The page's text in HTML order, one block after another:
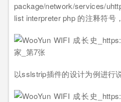
package/network/services/
list interpreter php 的注释符号
以sslstrip插件的设计为例进行